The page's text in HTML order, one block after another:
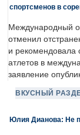
спортсменов в
Международный
отменил
и рекомендовала
атлетов в
заявление
ВКУСНЫЙ
Юлия Дианова: Не